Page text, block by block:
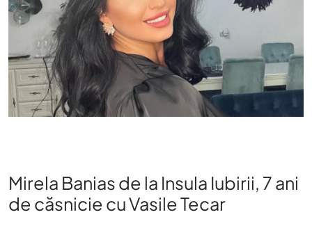
Mirela Banias de la Insula Iubirii, 7 ani
de căsnicie cu Vasile Tecar